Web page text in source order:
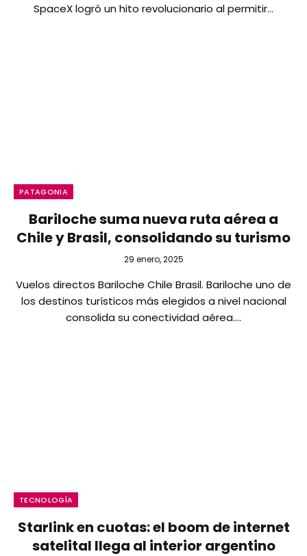
SpaceX logró un hito revolucionario al permitir…
PATAGONIA
Bariloche suma nueva ruta aérea a
Chile y Brasil, consolidando su turismo
29 enero, 2025
Vuelos directos Bariloche Chile Brasil. Bariloche uno de
los destinos turísticos más elegidos a nivel nacional
consolida su conectividad aérea.…
TECNOLOGÍA
Starlink en cuotas: el boom de internet
satelital llega al interior argentino